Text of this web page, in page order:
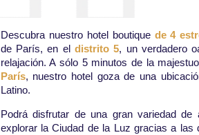
Descubra nuestro hotel boutique de 4
de París, en eldistrito 5, un verdadero
relajación. A sólo 5 minutos de la
París, nuestro hotel goza de una
Latino.
Podrá disfrutar de una gran variedad de
explorar la Ciudad de la Luz gracias a las